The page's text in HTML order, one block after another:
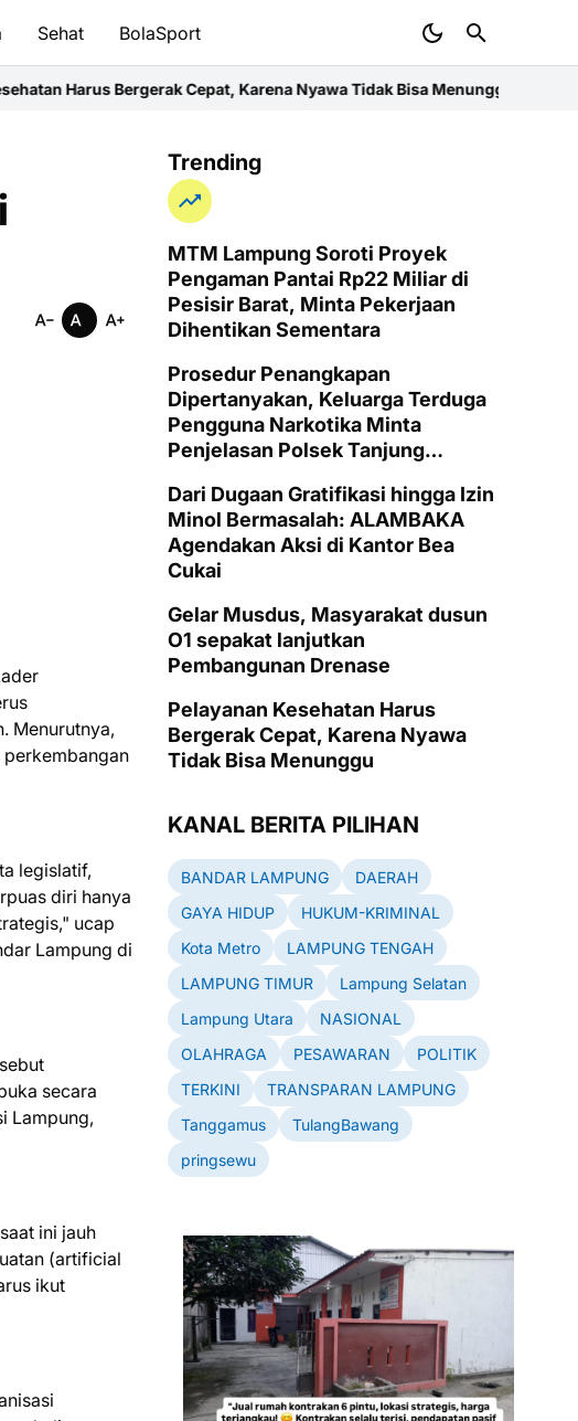
Sehat BolaSport
Cepat, Karena Nyawa Tidak Bisa MenungguWujud Kepedulian dan
Menurutnya,
legislatif,
diri hanya
ucap
Lampung di
secara
Lampung,
ini jauh
(artificial
ikut
Trending
MTM Lampung Soroti Proyek
Pengaman Pantai Rp22 Miliar di
Pesisir Barat, Minta Pekerjaan
Dihentikan Sementara
Prosedur Penangkapan
Dipertanyakan, Keluarga Terduga
Pengguna Narkotika Minta
Penjelasan Polsek Tanjung
Dari Dugaan Gratifikasi hingga Izin
Minol Bermasalah: ALAMBAKA
Agendakan Aksi di Kantor Bea
Cukai
Gelar Musdus, Masyarakat dusun
O1 sepakat lanjutkan
Pembangunan Drenase
Pelayanan Kesehatan Harus
Bergerak Cepat, Karena Nyawa
Tidak Bisa Menunggu
KANAL BERITA PILIHAN
BANDAR LAMPUNG
DAERAH
GAYA HIDUP
HUKUM-KRIMINAL
Kota Metro
LAMPUNG TENGAH
LAMPUNG TIMUR
Lampung Selatan
Lampung Utara
NASIONAL
OLAHRAGA
PESAWARAN
POLITIK
TERKINI
TRANSPARAN LAMPUNG
Tanggamus
TulangBawang
pringsewu